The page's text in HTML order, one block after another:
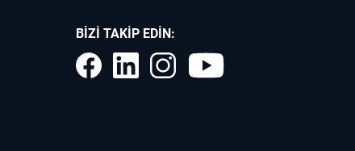
BIZI TAKIP EDIN: